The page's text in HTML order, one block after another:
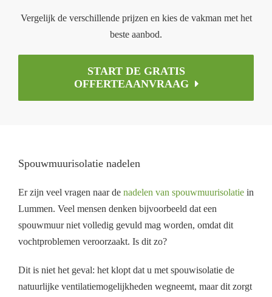
Vergelijk de verschillende prijzen en kies de vakman met het
beste aanbod.
START DE GRATIS
OFFERTEAANVRAAG
Spouwmuurisolatie nadelen
Er zijn veel vragen naar de nadelen van spouwmuurisolatie in
Lummen. Veel mensen denken bijvoorbeeld dat een
spouwmuur niet volledig gevuld mag worden, omdat dit
vochtproblemen veroorzaakt. Is dit zo?
Dit is niet het geval: het klopt dat u met spouwisolatie de
natuurlijke ventilatiemogelijkheden wegneemt, maar dit zorgt